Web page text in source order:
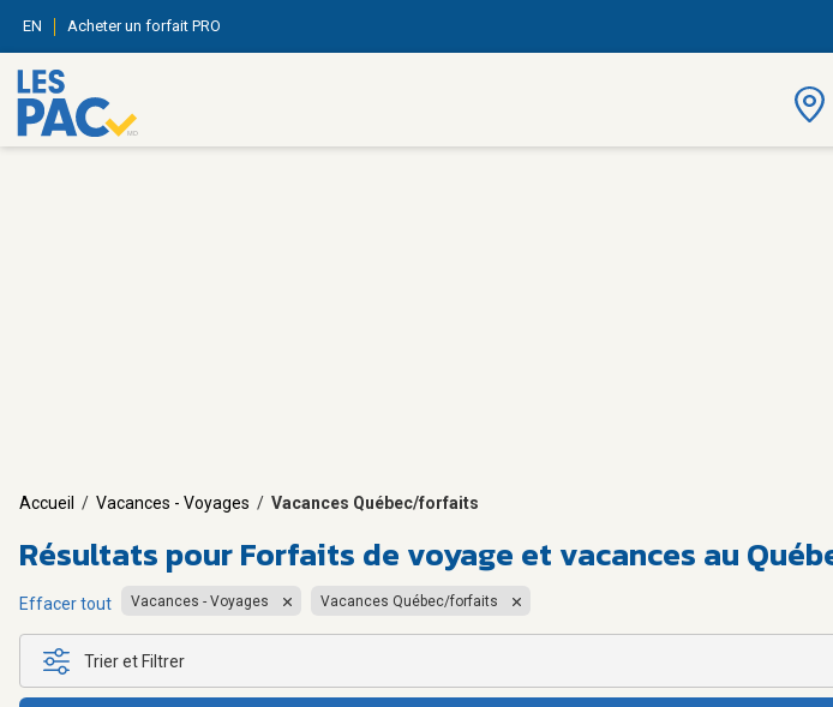
EN Acheter un forfait PRO
Accueil / Vacances - Voyages / Vacances Québec/forfaits
Résultats pourForfaits de voyage et vacances au
Effacer tout Vacances - Voyages Vacances Québec/forfaits
Trier et Filtrer